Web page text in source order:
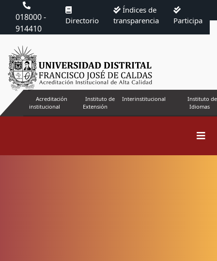
018000 -
914410
Directorio
Índices de
transparencia
Participa
Acreditación
institucional
Instituto de
Extensión
Interinstitucional
Instituto de
Idiomas